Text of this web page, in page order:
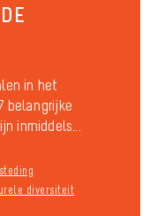
in het
belangrijke
inmiddels...
diversiteit